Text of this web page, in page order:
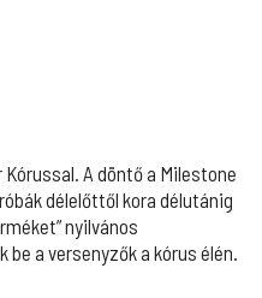
A döntő a Milestone
délelőttől kora délutánig
nyilvános
a versenyzők a kórus élén.